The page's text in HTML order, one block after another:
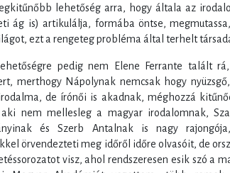
lehetőség arra, hogy általa az
ág is) artikulálja, formába öntse,
ezt a rengeteg probléma által terhelt
pedig nem Elene Ferrante talált rá,
merthogy Nápolynak nemcsak hogy
de írónői is akadnak, méghozzá
aki nem mellesleg a magyar irodalomnak,
és Szerb Antalnak is nagy
örvendezteti meg időről időre olvasóit, de
visz, ahol rendszeresen esik szó a